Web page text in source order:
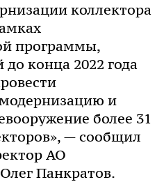
коллектора
программы,
до конца 2022 года
и
более 31
— сообщил
АО
Панкратов.